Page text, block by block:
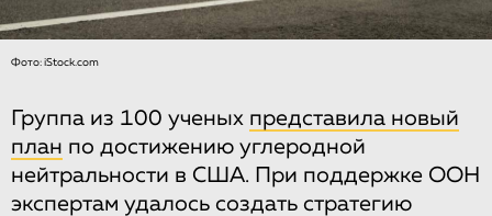
Фото: iStock.com
Группа из 100 ученых представила новый
план по достижению углеродной
нейтральности в США. При поддержке ООН
экспертам удалось создать стратегию